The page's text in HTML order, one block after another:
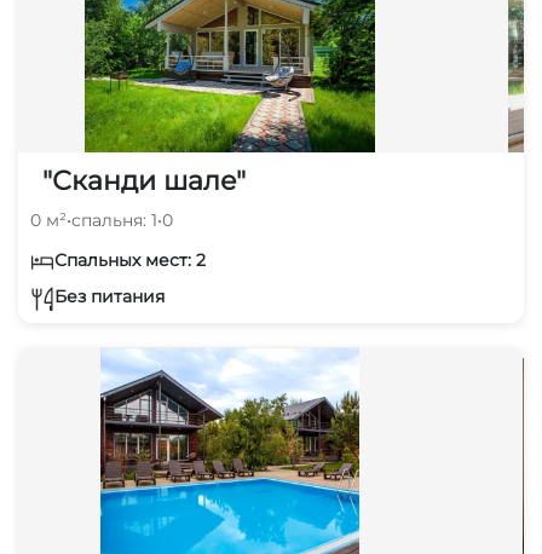
"Сканди шале"
0 м²•спальня: 1•0
Спальных мест: 2
Без питания